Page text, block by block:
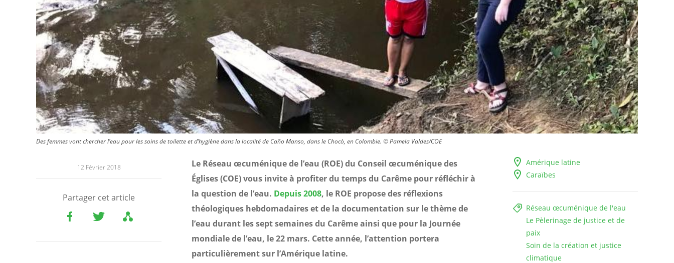
Des femmes vont chercher l’eau pour les soins de toilette et d’hygiène dans la localité de Caño Manso, dans le Chocò, en Colombie. © Pamela Valdes/COE
12 Février 2018
Partager cet article
Amérique latine
Caraïbes
Réseau œcuménique de l'eau
Le Pèlerinage de justice et de
paix
Soin de la création et justice
climatique
Le Réseau œcuménique de l’eau (ROE) du Conseil œcuménique des
Églises (COE) vous invite à profiter du temps du Carême pour réfléchir à
la question de l’eau. Depuis 2008, le ROE propose des réflexions
théologiques hebdomadaires et de la documentation sur le thème de
l’eau durant les sept semaines du Carême ainsi que pour la Journée
mondiale de l’eau, le 22 mars. Cette année, l’attention portera
particulièrement sur l’Amérique latine.